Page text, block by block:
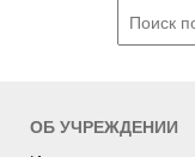
ОБ УЧРЕЖДЕНИИ